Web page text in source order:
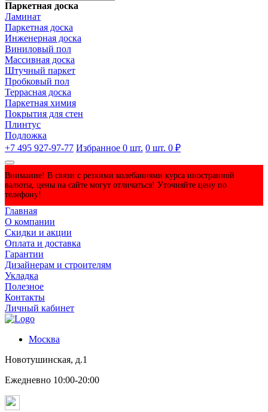
Паркетная доска
Ламинат
Паркетная доска
Инженерная доска
Виниловый пол
Массивная доска
Штучный паркет
Пробковый пол
Террасная доска
Паркетная химия
Покрытия для стен
Плинтус
Подложка
+7 495 927-97-77 Избранное 0 шт. 0 шт. 0 ₽
Внимание! В связи с резкими колебаниями курса иностранной
валюты, цены на сайте могут отличаться! Уточняйте цену по
телефону!
Главная
О компании
Скидки и акции
Оплата и доставка
Гарантии
Дизайнерам и строителям
Укладка
Полезное
Контакты
Личный кабинет
Москва
Новотушинская, д.1
Ежедневно 10:00-20:00